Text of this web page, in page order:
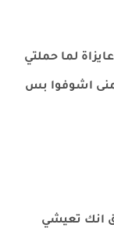
لما حملتي
اشوفوا بس
انك تعيشي